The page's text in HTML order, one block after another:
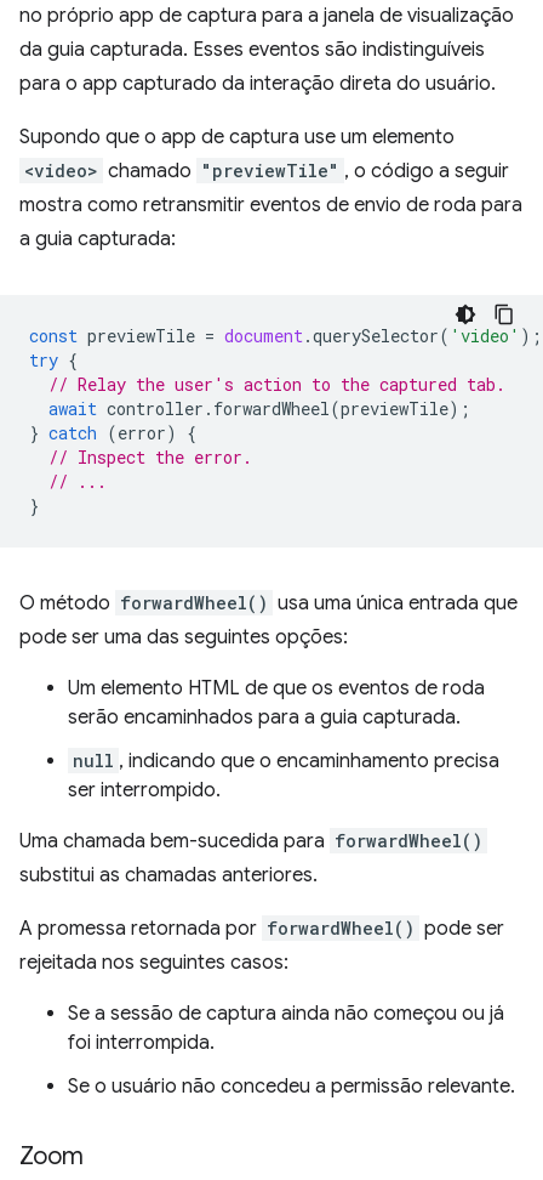
no próprio app de captura para a janela de visualização
da guia capturada. Esses eventos são indistinguíveis
para o app capturado da interação direta do usuário.
Supondo que o app de captura use um elemento
<video> chamado "previewTile" , o código a seguir
mostra como retransmitir eventos de envio de roda para
a guia capturada:
const previewTile = document.querySelector( 'video' );
try {
// Relay the user's action to the captured tab.
await controller . forwardWheel(previewTile);
} catch (error)
{
// Inspect the error.
// ...
}
O método forwardWheel() usa uma única entrada que
pode ser uma das seguintes opções:
Um elemento HTML de que os eventos de roda
serão encaminhados para a guia capturada.
null , indicando que o encaminhamento precisa
ser interrompido.
Uma chamada bem-sucedida para forwardWheel()
substitui as chamadas anteriores.
A promessa retornada por forwardWheel() pode ser
rejeitada nos seguintes casos:
Se a sessão de captura ainda não começou ou já
foi interrompida.
Se o usuário não concedeu a permissão relevante.
Zoom